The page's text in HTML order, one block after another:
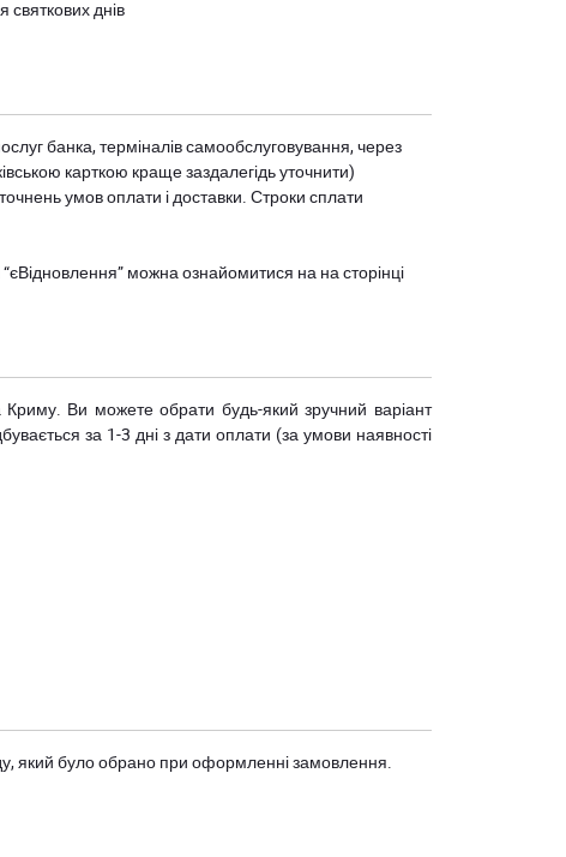
святкових днів
банка, терміналів самообслуговування, через
карткою краще заздалегідь уточнити)
умов оплати і доставки. Строки сплати
можна ознайомитися на на сторінці
Криму. Ви можете обрати будь-який зручний варіант
за 1-3 дні з дати оплати (за умови наявності
який було обрано при оформленні замовлення.